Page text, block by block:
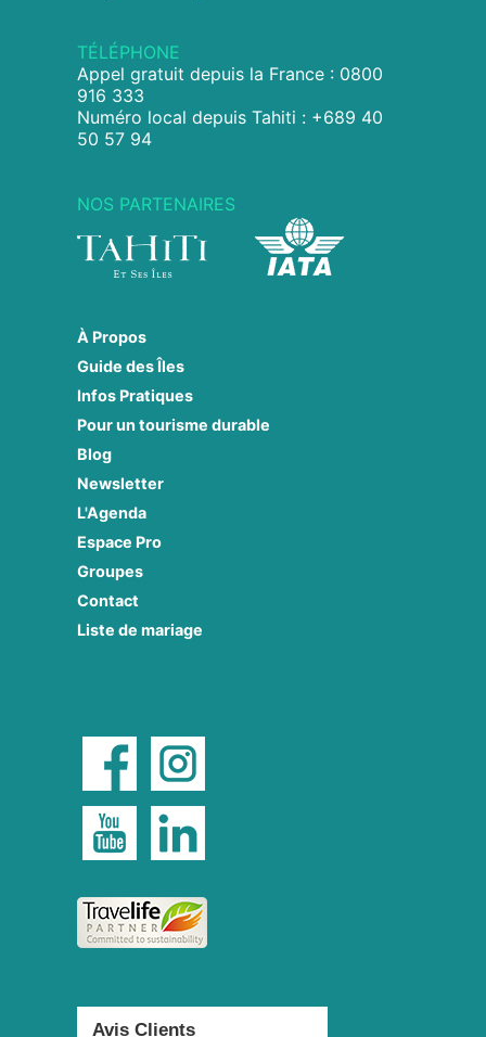
TÉLÉPHONE
Appel gratuit depuis la France : 0800
916 333
Numéro local depuis Tahiti : +689 40
50 57 94
NOS PARTENAIRES
À Propos
Guide des Îles
Infos Pratiques
Pour un tourisme durable
Blog
Newsletter
L'Agenda
Espace Pro
Groupes
Contact
Liste de mariage
Avis Clients